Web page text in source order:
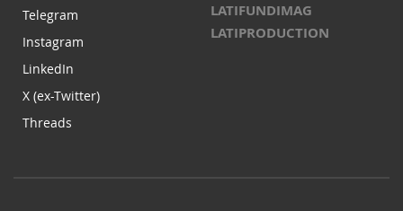
Telegram
Instagram
LinkedIn
X (ex-Twitter)
Threads
LATIFUNDIMAG
LATIPRODUCTION